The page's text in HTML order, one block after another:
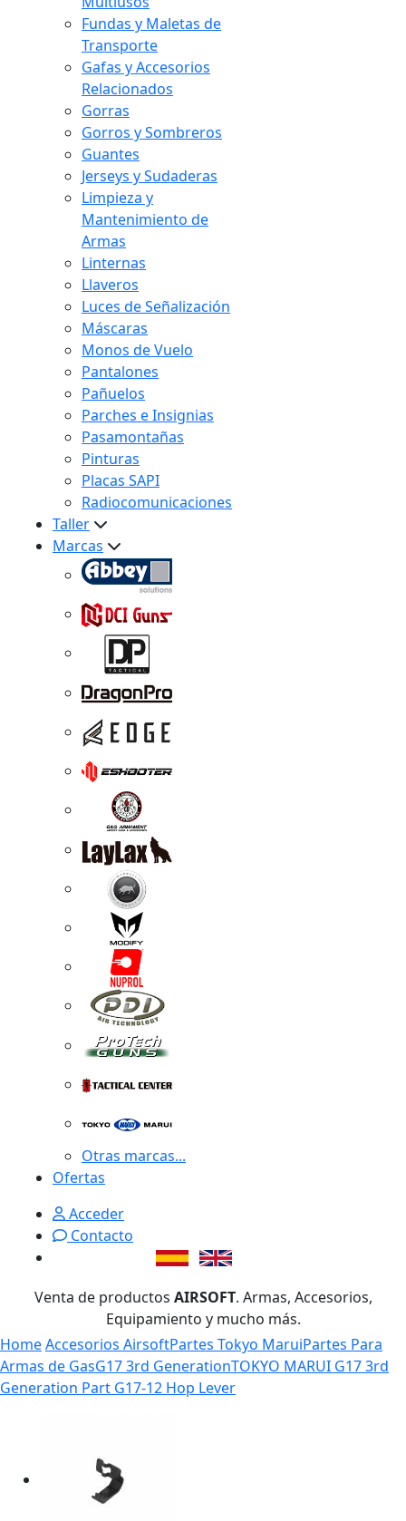
Fundas y Maletas de
Transporte
Gafas y Accesorios
Relacionados
Gorras
Gorros y Sombreros
Guantes
Jerseys y Sudaderas
Limpieza y
Mantenimiento de
Armas
Linternas
Llaveros
Luces de Señalización
Máscaras
Monos de Vuelo
Pantalones
Pañuelos
Parches e Insignias
Pasamontañas
Pinturas
Placas SAPI
Radiocomunicaciones
Taller
Marcas
Otras marcas...
Ofertas
Acceder
Contacto
Venta de productos AIRSOFT. Armas, Accesorios,
Equipamiento y mucho más.
HomeAccesorios AirsoftPartes Tokyo MaruiPartes Para
Armas de GasG17 3rd GenerationTOKYO MARUI G17 3rd
Generation Part G17-12 Hop Lever